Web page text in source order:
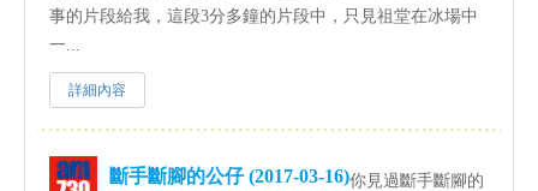
事的片段給我，這段3分多鐘的片段中，只見祖堂在冰場中
一...
詳細內容
斷手斷腳的公仔 (2017-03-16)你見過斷手斷腳的